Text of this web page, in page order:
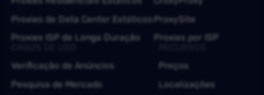
Proxies de Data Center Estáticos
Proxies ISP de Longa Duração
ProxySite
Proxies por ISP
Verificação de Anúncios
Pesquisa de Mercado
Preços
Localizações